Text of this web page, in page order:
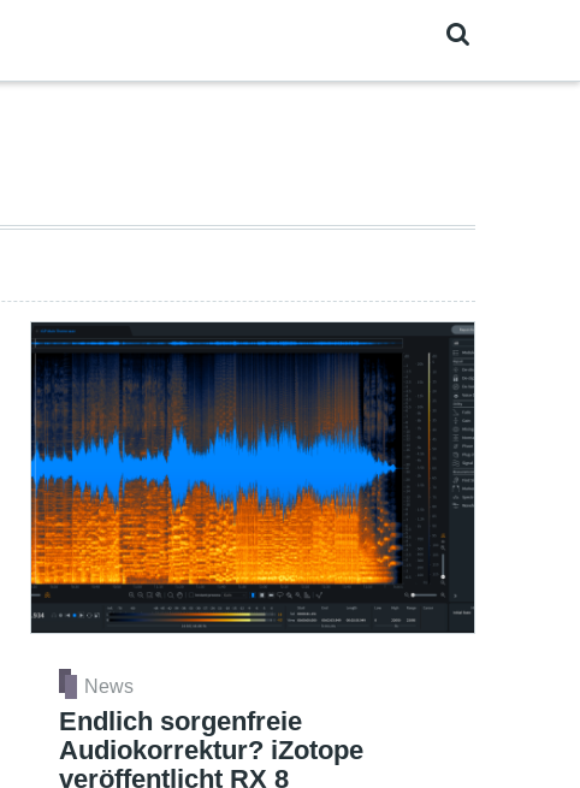
News
Endlich sorgenfreie
Audiokorrektur? iZotope
veröffentlicht RX 8